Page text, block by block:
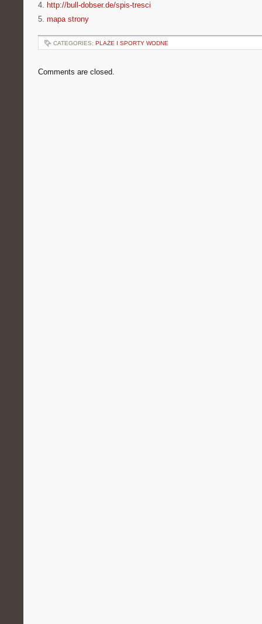
4. http://bull-dobser.de/spis-tresci
5. mapa strony
CATEGORIES: PLAŻE I SPORTY WODNE
Comments are closed.